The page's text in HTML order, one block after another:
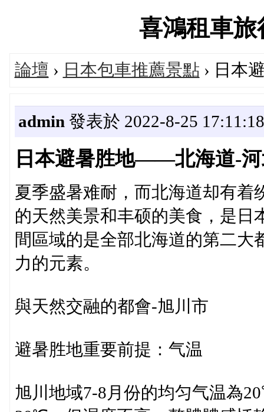
喜鴻租車
論壇 › 日本包車推薦景點 › 日本
admin 發表於 2022-8-25 17:11:18
日本避暑胜地——北海道-
夏季盛暑难耐，而北海道却有着
的天然美景和丰硕的美食，是日
間區域的是全部北海道的第二大
力的元素。
與天然交融的都會-旭川市
避暑胜地重要前提：气温
旭川地域7-8月份的均匀气温為